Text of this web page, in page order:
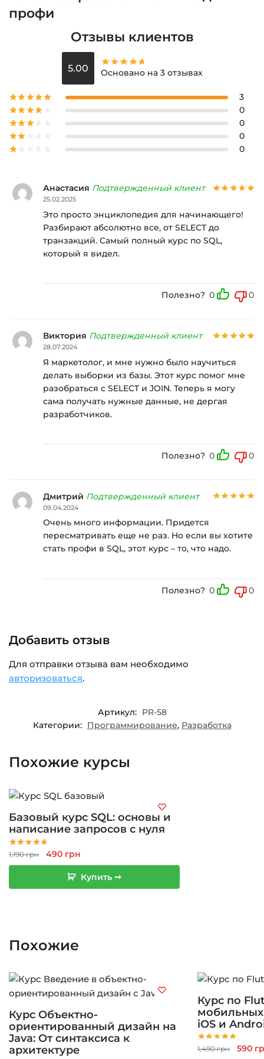
профи
Отзывы клиентов
5.00 Основано на 3 отзывах
3
0
0
0
0
Анастасия Подтвержденный клиент
25.02.2025
Это просто энциклопедия для начинающего!
Разбирают абсолютно все, от SELECT до
транзакций. Самый полный курс по SQL,
который я видел.
Полезно? 0 0
Виктория Подтвержденный клиент
28.07.2024
Я маркетолог, и мне нужно было научиться
делать выборки из базы. Этот курс помог мне
разобраться с SELECT и JOIN. Теперь я могу
сама получать нужные данные, не дергая
разработчиков.
Полезно? 0 0
Дмитрий Подтвержденный клиент
09.04.2024
Очень много информации. Придется
пересматривать еще не раз. Но если вы хотите
стать профи в SQL, этот курс – то, что надо.
Полезно? 0 0
Добавить отзыв
Для отправки отзыва вам необходимо
авторизоваться.
Артикул: PR-58
Категории: Программирование, Разработка
Похожие курсы
Базовый курс SQL: основы и
написание запросов с нуля
1,190грн
Первоначальная
цена
составляла
1,190 грн.
490 грн
цена:
490 грн.
Купить ➞
Похожие
Курс Объектно-
ориентированный дизайн на
Java: От синтаксиса к
архитектуре
Курс по
iOS и
1,490грн 590